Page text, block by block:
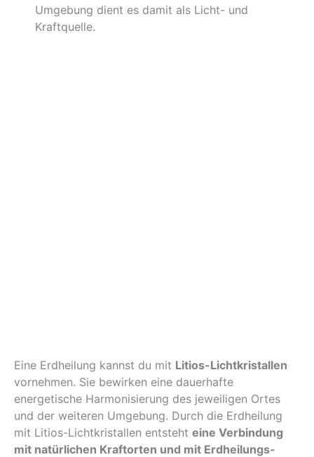
Umgebung dient es damit als Licht- und
Kraftquelle.
Eine Erdheilung kannst du mit Litios-Lichtkristallen
vornehmen. Sie bewirken eine dauerhafte
energetische Harmonisierung des jeweiligen Ortes
und der weiteren Umgebung. Durch die Erdheilung
mit Litios-Lichtkristallen entsteht eine Verbindung
mit natürlichen Kraftorten und mit Erdheilungs-